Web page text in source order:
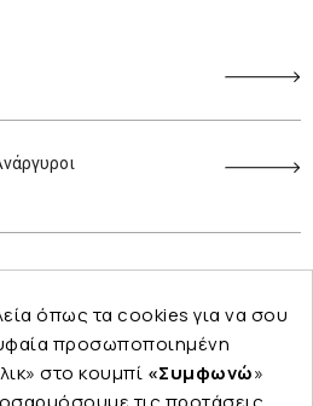
όπως τα cookies για να σου
προσωποποιημένη
στο κουμπί «Συμφωνώ»